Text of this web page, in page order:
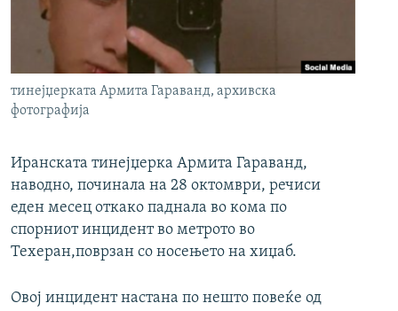
РСЕ веб страници
тинејџеркатa Армита Гараванд, архивска
фотографија
Иранската тинејџерка Армита Гараванд,
наводно, починала на 28 октомври, речиси
еден месец откако паднала во кома по
спорниот инцидент во метрото во
Техеран,поврзан со носењето на хиџаб.
Овој инцидент настана по нешто повеќе од